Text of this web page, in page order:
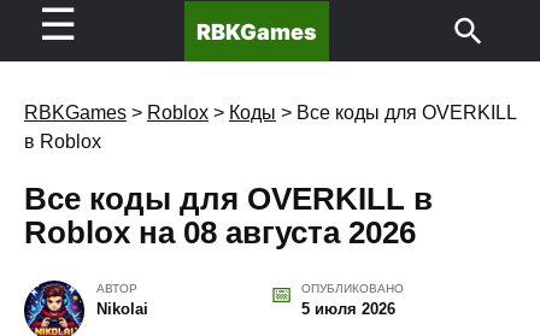
☰ RBKGames
RBKGames > Roblox > Коды > Все коды для OVERKILL
в Roblox
Все коды для OVERKILL в
Roblox на 08 августа 2026
АВТОР
Nikolai
ОПУБЛИКОВАНО
5 июля 2026